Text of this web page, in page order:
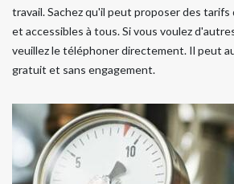
travail. Sachez qu'il peut proposer des
et accessibles à tous. Si vous voulez
veuillez le téléphoner directement. Il peut
gratuit et sans engagement.